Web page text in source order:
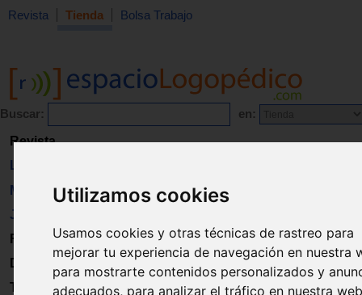
Utilizamos cookies
Usamos cookies y otras técnicas de rastreo para
mejorar tu experiencia de navegación en nuestra
para mostrarte contenidos personalizados y
adecuados, para analizar el tráfico en nuestra
Revista Tienda Bolsa Trabajo
Buscar: en:
Revista
Libros
Material
Juguetes
Formación
Directorio
Trabajo